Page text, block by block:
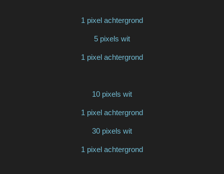
1 pixel achtergrond
5 pixels wit
1 pixel achtergrond
10 pixels wit
1 pixel achtergrond
30 pixels wit
1 pixel achtergrond